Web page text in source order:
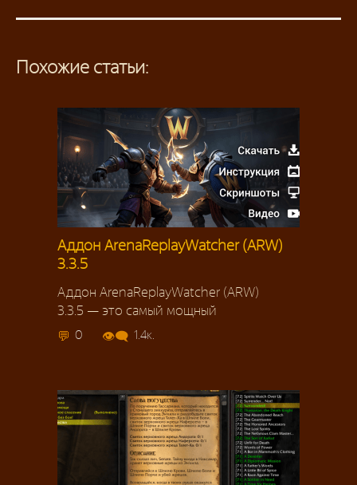
Похожие статьи:
Аддон ArenaReplayWatcher (ARW)
3.3.5
Аддон ArenaReplayWatcher (ARW)
3.3.5 — это самый мощный
0 1.4к.